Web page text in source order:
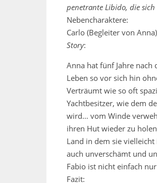
penetrante Libido, die
Nebencharaktere:
Carlo (Begleiter von
Story:
Anna hat fünf Jahre
Leben so vor sich hin
Verträumt wie so oft
Yachtbesitzer, wie dem
wird… vom Winde
ihren Hut wieder zu
Land in dem sie
auch unverschämt und
Fabio ist nicht einfach
Fazit: